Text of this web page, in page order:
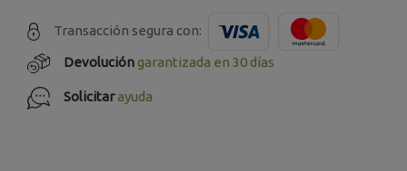
Transacción segura con:
Devolucióngarantizada en 30 días
Solicitarayuda